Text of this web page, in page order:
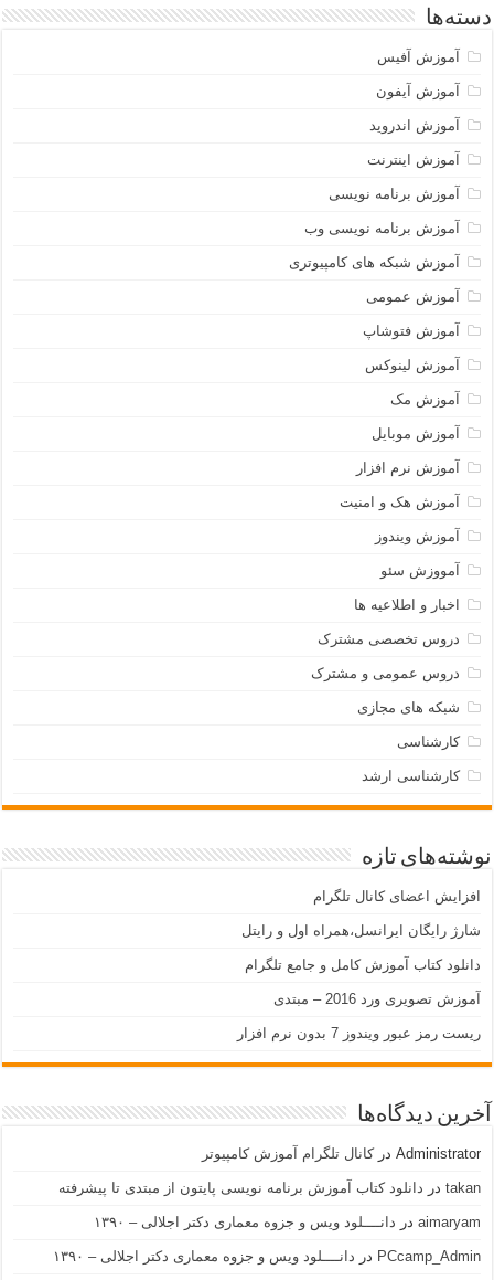
دسته‌ها
آموزش آفیس
آموزش آیفون
آموزش اندروید
آموزش اینترنت
آموزش برنامه نویسی
آموزش برنامه نویسی وب
آموزش شبکه های کامپیوتری
آموزش عمومی
آموزش فتوشاپ
آموزش لینوکس
آموزش مک
آموزش موبایل
آموزش نرم افزار
آموزش هک و امنیت
آموزش ویندوز
آمووزش سئو
اخبار و اطلاعیه ها
دروس تخصصی مشترک
دروس عمومی و مشترک
شبکه های مجازی
کارشناسی
کارشناسی ارشد
نوشته‌های تازه
افزایش اعضای کانال تلگرام
شارژ رایگان ایرانسل،همراه اول و رایتل
دانلود کتاب آموزش کامل و جامع تلگرام
آموزش تصویری ورد 2016 – مبتدی
ریست رمز عبور ویندوز 7 بدون نرم افزار
آخرین دیدگاه‌ها
Administrator درکانال تلگرام آموزش کامپیوتر
takan در دانلود کتاب آموزش برنامه نویسی پایتون از مبتدی تا پیشرفته
aimaryam در دانــــلود ویس و جزوه معماری دکتر اجلالی – ۱۳۹۰
PCcamp_Admin در دانــــلود ویس و جزوه معماری دکتر اجلالی – ۱۳۹۰